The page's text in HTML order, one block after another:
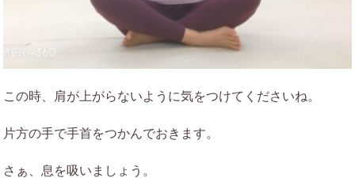
この時、肩が上がらないように気をつけてくださいね。
片方の手で手首をつかんでおきます。
さぁ、息を吸いましょう。